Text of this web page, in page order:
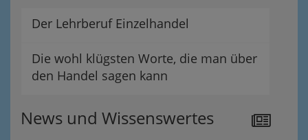
Der Lehrberuf Einzelhandel
Die wohl klügsten Worte, die man über
den Handel sagen kann
News und Wissenswertes